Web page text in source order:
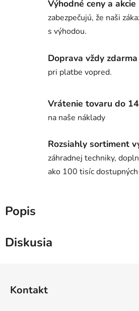
Výhodné ceny a akcie
zabezpečujú, že naši
s výhodou.
Doprava vždy zdarma
pri platbe vopred.
Vrátenie tovaru do
na naše náklady
Rozsiahly sortiment
záhradnej techniky,
ako 100 tisíc
Popis
Diskusia
Kontakt